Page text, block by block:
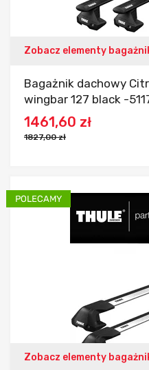
Zobacz elementy
Bagażnik dachowy
wingbar 127 black -
1461,60 zł
1827,00 zł
Zobacz elementy